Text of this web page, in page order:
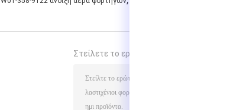
Στείλετε το ερώτημά σας απευθείας σε εμάς